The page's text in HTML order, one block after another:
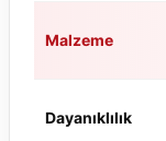
Malzeme
Dayanıklılık